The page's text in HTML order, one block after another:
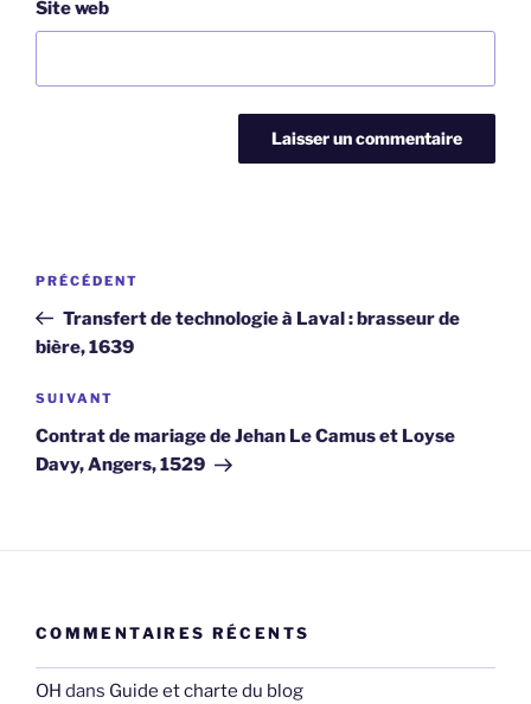
Site web
Navigation
l’article
Article
précédent
PRÉCÉDENT
Transfert de technologie à Laval : brasseur de
bière, 1639
Article
suivant
SUIVANT
Contrat de mariage de Jehan Le Camus et Loyse
Davy, Angers, 1529
COMMENTAIRES RÉCENTS
OH dans Guide et charte du blog